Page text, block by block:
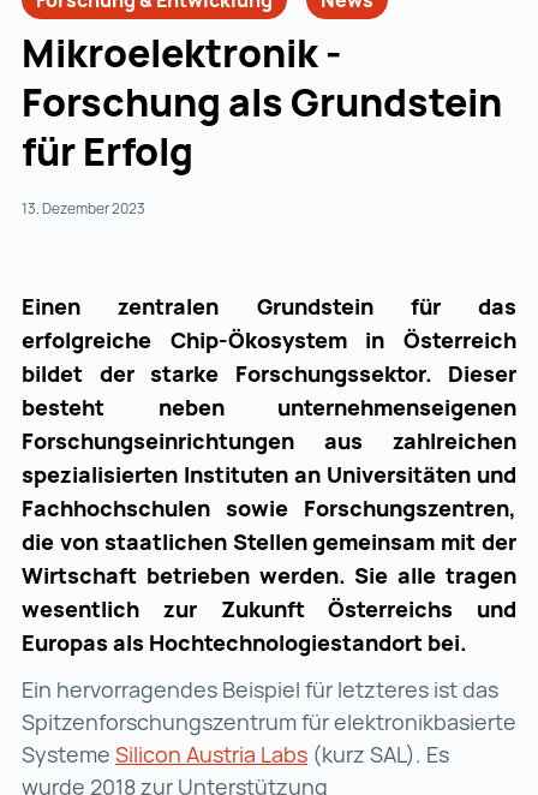
Mikroelektronik -
Forschung als Grundstein
für Erfolg
13. Dezember 2023
Einen zentralen Grundstein für das
erfolgreiche Chip-Ökosystem in Österreich
bildet der starke Forschungssektor. Dieser
besteht neben unternehmenseigenen
Forschungseinrichtungen aus zahlreichen
spezialisierten Instituten an Universitäten und
Fachhochschulen sowie Forschungszentren,
die von staatlichen Stellen gemeinsam mit der
Wirtschaft betrieben werden. Sie alle tragen
wesentlich zur Zukunft Österreichs und
Europas als Hochtechnologiestandort bei.
Ein hervorragendes Beispiel für letzteres ist das
Spitzenforschungszentrum für elektronikbasierte
Systeme Silicon Austria Labs Silicon Austria Labs
(kurz SAL). Es
wurde 2018 zur Unterstützung